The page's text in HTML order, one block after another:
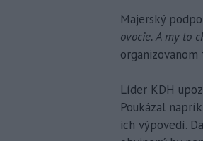
Majerský
ovocie. A my to
Líder KDH
Poukázal
ich výpovedí.